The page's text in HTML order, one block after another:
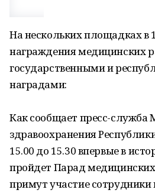
На нескольких площадках в
награждения медицинских
государственными и
наградами:
Как сообщает пресс-служба
здравоохранения
15.00 до 15.30 впервые в
пройдет Парад
примут участие сотрудники